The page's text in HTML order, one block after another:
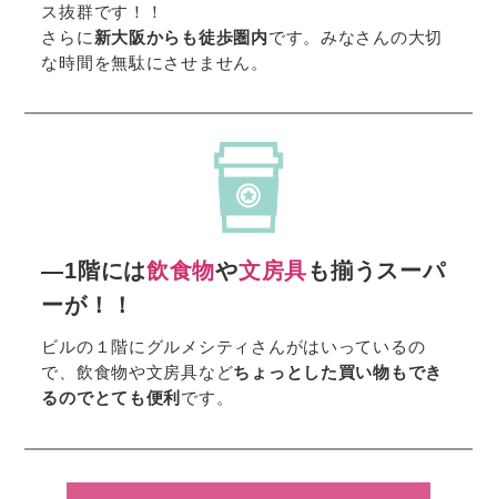
ス抜群です！！
さらに 新大阪からも徒歩圏内です。みなさんの大切
な時間を無駄にさせません。
―1階には飲食物や文房具も揃うスーパ
ーが！！
ビルの１階にグルメシティさんがはいっているの
で、飲食物や文房具などちょっとした買い物もでき
るのでとても便利 です。